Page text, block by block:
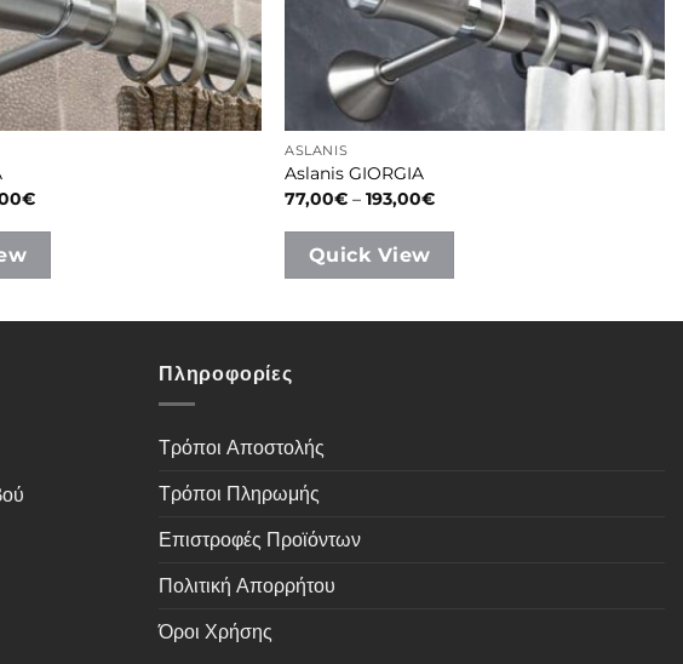
€Price
79,00€
ASLANIS
Aslanis GIORGIA
77,00€ – 193,00€Price
77,00€
Quick View
Πληροφορίες
Τρόποι Αποστολής
Τρόποι Πληρωμής
Επιστροφές Προϊόντων
Πολιτική Απορρήτου
Όροι Χρήσης